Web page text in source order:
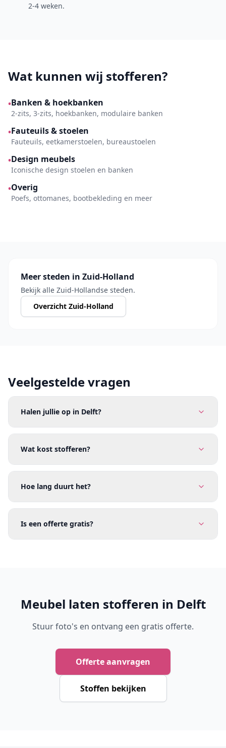
2-4 weken.
Wat kunnen wij stofferen?
•Banken & hoekbanken
2-zits, 3-zits, hoekbanken, modulaire banken
•Fauteuils & stoelen
Fauteuils, eetkamerstoelen, bureaustoelen
•Design meubels
Iconische design stoelen en banken
•Overig
Poefs, ottomanes, bootbekleding en meer
Meer steden in Zuid-Holland
Bekijk alle Zuid-Hollandse steden.
Overzicht Zuid-Holland
Veelgestelde vragen
Halen jullie op in Delft?
Wat kost stofferen?
Hoe lang duurt het?
Is een offerte gratis?
Meubel laten stofferen in Delft
Stuur foto's en ontvang een gratis offerte.
Offerte aanvragen
Stoffen bekijken